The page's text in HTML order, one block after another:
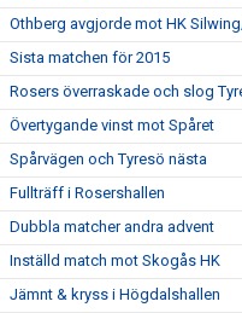
Othberg avgjorde mot HK
Sista matchen för 2015
Rosers överraskade och slog
Övertygande vinst mot Spåret
Spårvägen och Tyresö nästa
Fullträff i Rosershallen
Dubbla matcher andra advent
Inställd match mot Skogås HK
Jämnt & kryss i Högdalshallen